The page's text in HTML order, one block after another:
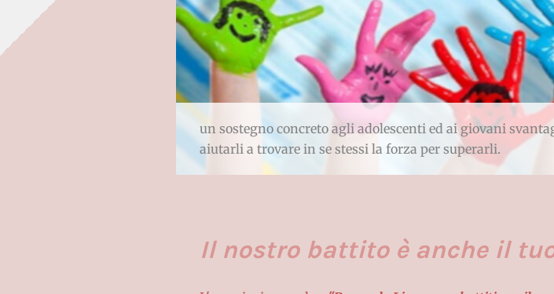
un sostegno concreto agli adolescenti ed ai giovani
aiutarli a trovare in se stessi la forza per superarli.
Il nostro battito è anche il